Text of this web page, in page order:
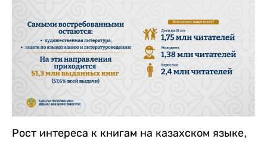
Рост интереса к книгам на казахском языке,